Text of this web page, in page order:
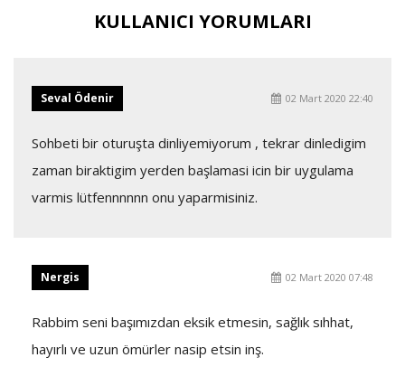
KULLANICI YORUMLARI
Seval Ödenir 02 Mart 2020 22:40
Sohbeti bir oturuşta dinliyemiyorum , tekrar dinledigim
zaman biraktigim yerden başlamasi icin bir uygulama
varmis lütfennnnnn onu yaparmisiniz.
Nergis 02 Mart 2020 07:48
Rabbim seni başımızdan eksik etmesin, sağlık sıhhat,
hayırlı ve uzun ömürler nasip etsin inş.